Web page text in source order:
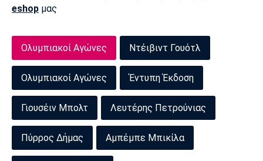
eshop μας
Ολυμπιακοί Αγώνες Ντέιβιντ Γουότλ
Ολυμπιακοί Αγώνες Έντυπη Έκδοση
Γιουσέιν Μπολτ Λευτέρης Πετρούνιας
Πύρρος Δήμας Αμπέμπε Μπικίλα